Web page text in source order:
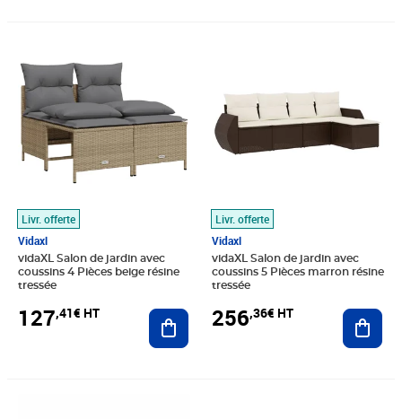
Livr. offerte
Vidaxl
vidaXL Salon de jardin avec
coussins 4 Pièces beige résine
tressée
127,41€ HT Ajouter au panier
Livr. offerte
Vidaxl
vidaXL Salon de jardin avec
coussins 5 Pièces marron résine
tressée
256,36€ HT